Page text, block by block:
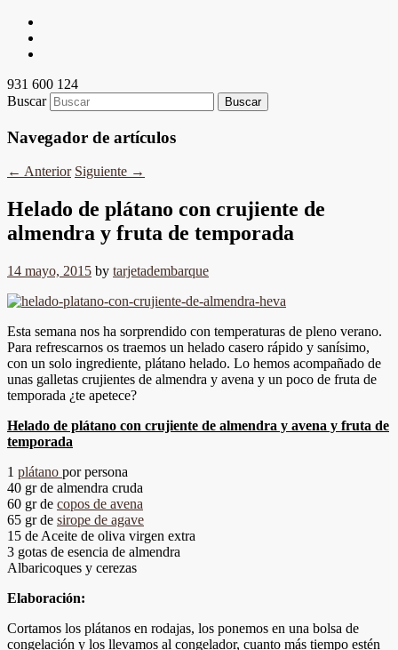
931 600 124
Buscar
Navegador de artículos
← Anterior Siguiente →
Helado de plátano con crujiente de
almendra y fruta de temporada
14 mayo, 2015 by tarjetadembarque
Esta semana nos ha sorprendido con temperaturas de pleno verano.
Para refrescarnos os traemos un helado casero rápido y sanísimo,
con un solo ingrediente, plátano helado. Lo hemos acompañado de
unas galletas crujientes de almendra y avena y un poco de fruta de
temporada ¿te apetece?
Helado de plátano con crujiente de almendra y avena y fruta de
temporada
1 plátano por persona
40 gr de almendra cruda
60 gr de copos de avena
65 gr de sirope de agave
15 de Aceite de oliva virgen extra
3 gotas de esencia de almendra
Albaricoques y cerezas
Elaboración:
Cortamos los plátanos en rodajas, los ponemos en una bolsa de
congelación y los llevamos al congelador, cuanto más tiempo estén